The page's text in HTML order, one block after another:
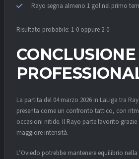
Rayo segna almeno 1 gol nel primo
Risultato probabile: 1-0 oppure 2-0
CONCLUSIONE
La partita del 04 marzo 2026 in LaLiga tra
presenta come un confronto tattico, con
occasioni nitide. Il Rayo parte favorito grazie
maggiore intensità.
L’Oviedo potrebbe mantenere equilibrio nella